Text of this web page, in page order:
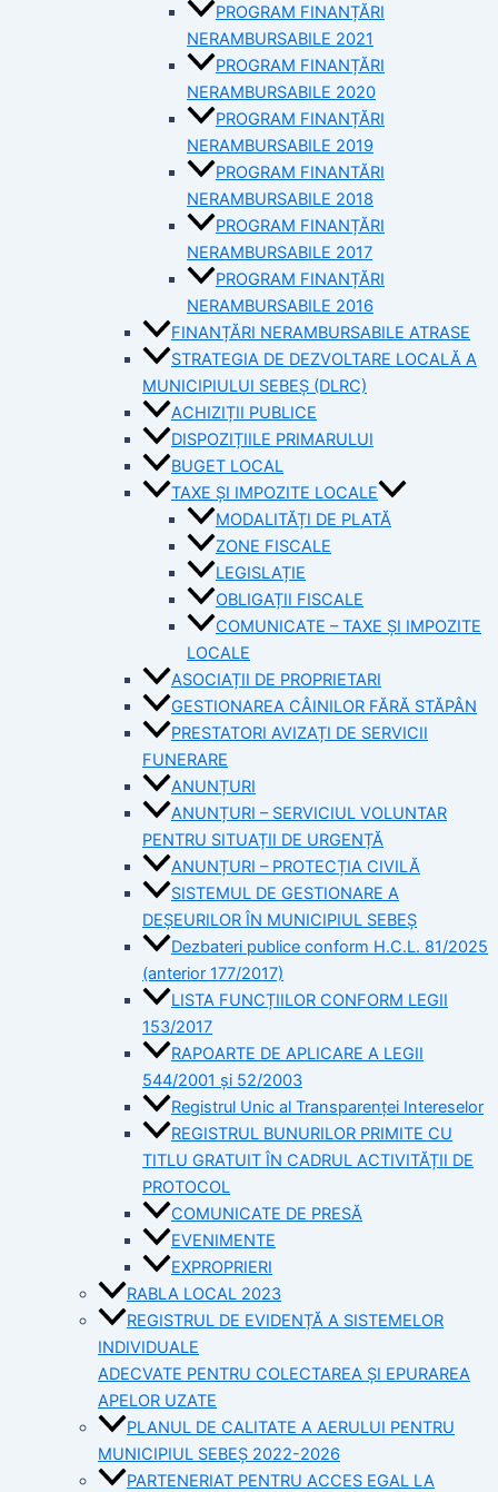
PROGRAM FINANȚĂRI
NERAMBURSABILE 2021
PROGRAM FINANȚĂRI
NERAMBURSABILE 2020
PROGRAM FINANȚĂRI
NERAMBURSABILE 2019
PROGRAM FINANTĂRI
NERAMBURSABILE 2018
PROGRAM FINANȚĂRI
NERAMBURSABILE 2017
PROGRAM FINANȚĂRI
NERAMBURSABILE 2016
FINANȚĂRI NERAMBURSABILE ATRASE
STRATEGIA DE DEZVOLTARE LOCALĂ A
MUNICIPIULUI SEBEȘ (DLRC)
ACHIZIȚII PUBLICE
DISPOZIȚIILE PRIMARULUI
BUGET LOCAL
TAXE ȘI IMPOZITE LOCALE
MODALITĂȚI DE PLATĂ
ZONE FISCALE
LEGISLAȚIE
OBLIGAȚII FISCALE
COMUNICATE – TAXE ȘI IMPOZITE
LOCALE
ASOCIAȚII DE PROPRIETARI
GESTIONAREA CÂINILOR FĂRĂ STĂPÂN
PRESTATORI AVIZAȚI DE SERVICII
FUNERARE
ANUNȚURI
ANUNȚURI – SERVICIUL VOLUNTAR
PENTRU SITUAȚII DE URGENȚĂ
ANUNȚURI – PROTECȚIA CIVILĂ
SISTEMUL DE GESTIONARE A
DEȘEURILOR ÎN MUNICIPIUL SEBEȘ
Dezbateri publice conform H.C.L. 81/2025
(anterior 177/2017)
LISTA FUNCȚIILOR CONFORM LEGII
153/2017
RAPOARTE DE APLICARE A LEGII
544/2001 și 52/2003
Registrul Unic al Transparenței Intereselor
REGISTRUL BUNURILOR PRIMITE CU
TITLU GRATUIT ÎN CADRUL ACTIVITĂȚII DE
PROTOCOL
COMUNICATE DE PRESĂ
EVENIMENTE
EXPROPRIERI
RABLA LOCAL 2023
REGISTRUL DE EVIDENȚĂ A SISTEMELOR
INDIVIDUALE
ADECVATE PENTRU COLECTAREA ȘI EPURAREA
APELOR UZATE
PLANUL DE CALITATE A AERULUI PENTRU
MUNICIPIUL SEBEȘ 2022-2026
PARTENERIAT PENTRU ACCES EGAL LA